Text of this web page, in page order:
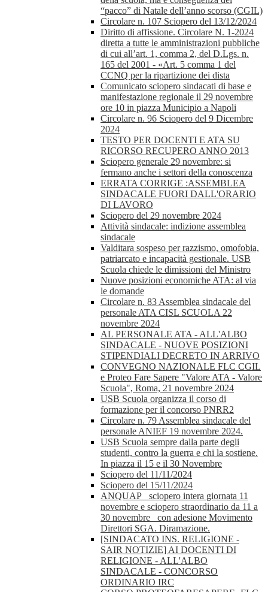
“pacco” di Natale dell’anno scorso (CGIL)
Circolare n. 107 Sciopero del 13/12/2024
Diritto di affissione. Circolare N. 1-2024
diretta a tutte le amministrazioni pubbliche
di cui all’art. 1, comma 2, del D.Lgs. n.
165 del 2001 - «Art. 5 comma 1 del
CCNQ per la ripartizione dei dista
Comunicato sciopero sindacati di base e
manifestazione regionale il 29 novembre
ore 10 in piazza Municipio a Napoli
Circolare n. 96 Sciopero del 9 Dicembre
2024
TESTO PER DOCENTI E ATA SU
RICORSO RECUPERO ANNO 2013
Sciopero generale 29 novembre: si
fermano anche i settori della conoscenza
ERRATA CORRIGE :ASSEMBLEA
SINDACALE FUORI DALL'ORARIO
DI LAVORO
Sciopero del 29 novembre 2024
Attività sindacale: indizione assemblea
sindacale
Valditara sospeso per razzismo, omofobia,
patriarcato e incapacità gestionale. USB
Scuola chiede le dimissioni del Ministro
Nuove posizioni economiche ATA: al via
le domande
Circolare n. 83 Assemblea sindacale del
personale ATA CISL SCUOLA 22
novembre 2024
AL PERSONALE ATA - ALL'ALBO
SINDACALE - NUOVE POSIZIONI
STIPENDIALI DECRETO IN ARRIVO
CONVEGNO NAZIONALE FLC CGIL
e Proteo Fare Sapere "Valore ATA - Valore
Scuola", Roma, 21 novembre 2024
USB Scuola organizza il corso di
formazione per il concorso PNRR2
Circolare n. 79 Assemblea sindacale del
personale ANIEF 19 novembre 2024.
USB Scuola sempre dalla parte degli
studenti, contro la guerra e chi la sostiene.
In piazza il 15 e il 30 Novembre
Sciopero del 11/11/2024
Sciopero del 15/11/2024
ANQUAP_ sciopero intera giornata 11
novembre e sciopero straordinario da 11 a
30 novembre_ con adesione Movimento
Direttori SGA. Diramazione.
[SINDACATO INS. RELIGIONE -
SAIR NOTIZIE] AI DOCENTI DI
RELIGIONE - ALL'ALBO
SINDACALE - CONCORSO
ORDINARIO IRC